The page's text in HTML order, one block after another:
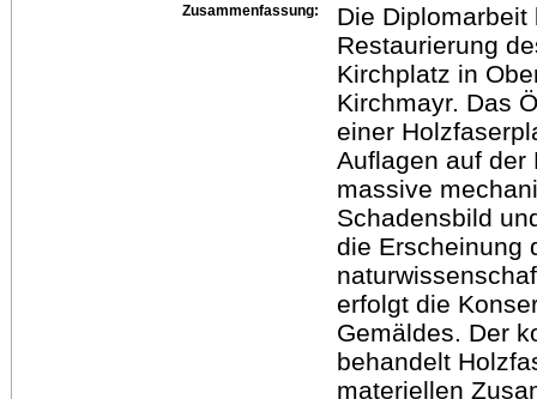
Zusammenfassung:
Die
Restaurierung
Kirchplatz in
Kirchmayr. Das
einer
Auflagen auf der
massive
Schadensbild
die Erscheinung
erfolgt die
Gemäldes. Der
behandelt
materiellen